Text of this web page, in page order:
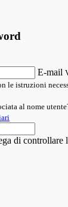
E-mail
le istruzioni
al nome
di controllare